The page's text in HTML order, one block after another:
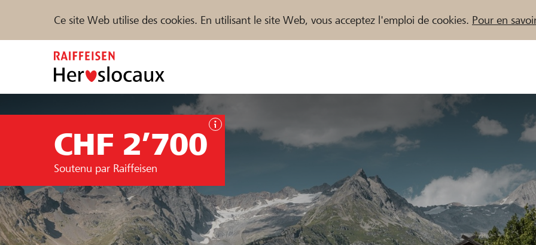
Ce site Web utilise des cookies. En utilisant le site Web, vous acceptez l'emploi de cookies. Pour en
Soutien & assistance
Trouvez des projets et des organisations
DE FR IT
CHF 2’700
Soutenu par Raiffeisen